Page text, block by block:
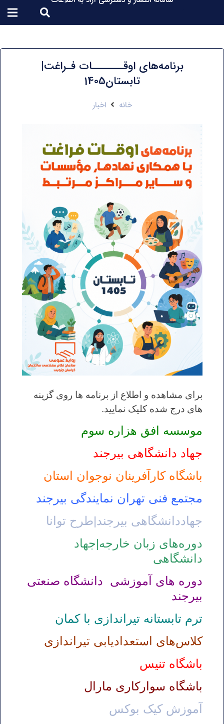
برنامه‌های اوقـــــــات فـراغت|
تابستان1405
خانه اخبار
برای مشاهده و اطلاع از برنامه ها روی گزینه
های درج شده کلیک نمایید.
موسسه افق هزاره سوم
جهاد دانشگاهی بیرجند
باشگاه کارآفرینان نوجوان استان
مجتمع فنی تهران نمایندگی بیرجند
جهاددانشگاهی بیرجند|طرح توانا
دوره‌های زبان خارجه|جهاد
دانشگاهی
دوره های آموزشی دانشگاه صنعتی
بیرجند
ترم تابستانه تیراندازی با کمان
کلاس‌های استعدادیابی تیراندازی
باشگاه تنیس
باشگاه سوارکاری مارال
آموزش کیک بوکس